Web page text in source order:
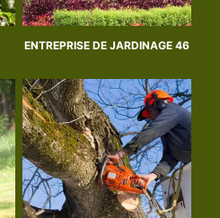
ENTREPRISE DE JARDINAGE 46